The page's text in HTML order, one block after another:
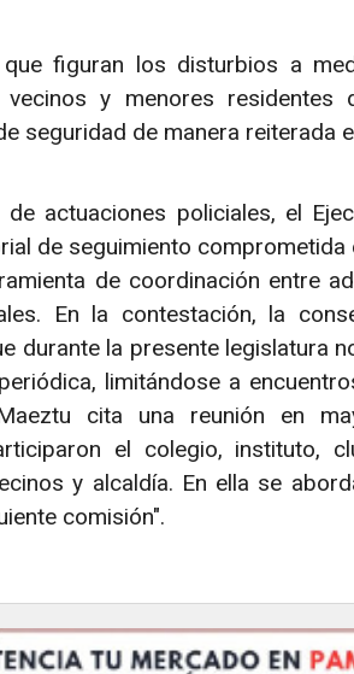
figuran los disturbios a
y menores residentes
seguridad de manera reiterada
actuaciones policiales, el
de seguimiento comprometida
de coordinación entre
En la contestación, la
durante la presente legislatura
limitándose a
cita una reunión en
el colegio, instituto,
y alcaldía. En ella se
comisión".